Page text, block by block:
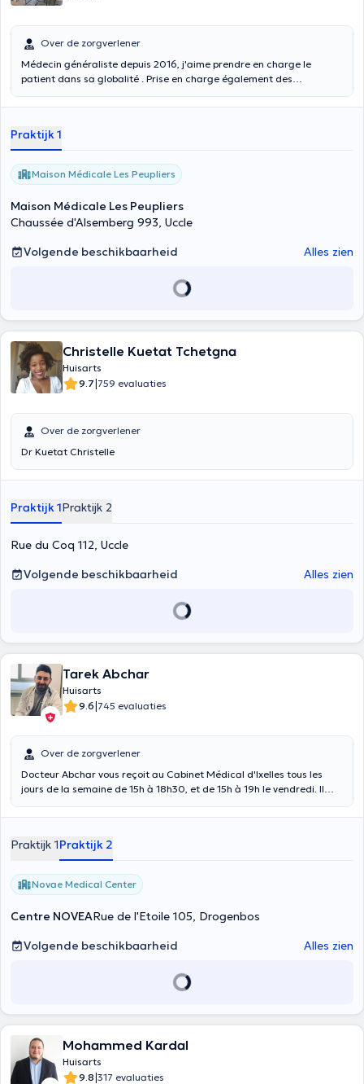
Over de zorgverlener
Médecin généraliste depuis 2016, j'aime prendre en charge le
patient dans sa globalité . Prise en charge également des
du voyageur. Dépistage des IST.
Praktijk 1
Maison Médicale Les Peupliers
Maison Médicale Les Peupliers
Chaussée d'Alsemberg 993, Uccle
Volgende beschikbaarheid
Alles zien
Christelle Kuetat Tchetgna
Huisarts
9.7|759 evaluaties
Over de zorgverlener
Dr Kuetat Christelle
Praktijk 1Praktijk 2
Rue du Coq 112, Uccle
Volgende beschikbaarheid
Alles zien
Tarek Abchar
Huisarts
9.6|745 evaluaties
Over de zorgverlener
Docteur Abchar vous reçoit au Cabinet Médical d'Ixelles tous les
jours de la semaine de 15h à 18h30, et de 15h à 19h le vendredi. Il
lundi au vendredi.
Praktijk 1Praktijk 2
Novae Medical Center
Centre NOVEARue de l'Etoile 105, Drogenbos
Volgende beschikbaarheid
Alles zien
Mohammed Kardal
Huisarts
9.8|317 evaluaties